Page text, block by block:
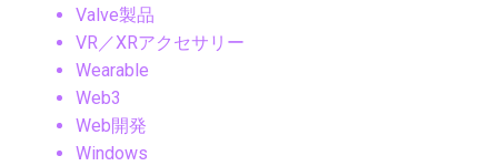
Valve製品
VR／XRアクセサリー
Wearable
Web3
Web開発
Windows